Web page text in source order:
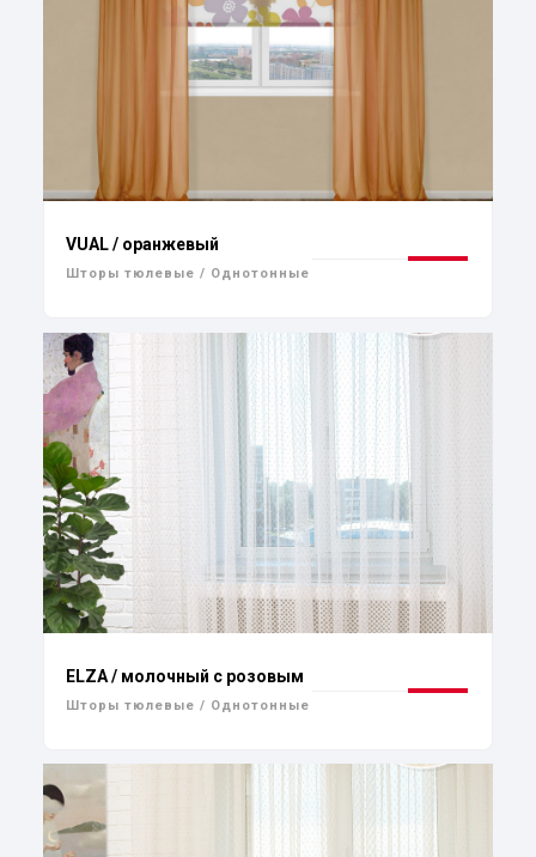
VUAL / оранжевый
Шторы тюлевые / Однотонные
ELZA / молочный с розовым
Шторы тюлевые / Однотонные